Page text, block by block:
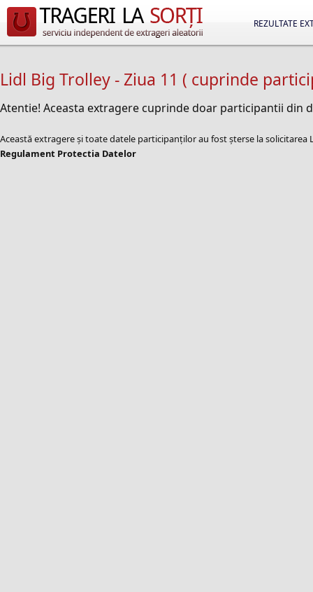
REZULTATE
Lidl Big Trolley - Ziua 11 ( cuprinde
Atentie! Aceasta extragere cuprinde doar participantii din
Această extragere și toate datele participanților au fost șterse la
Regulament Protectia Datelor